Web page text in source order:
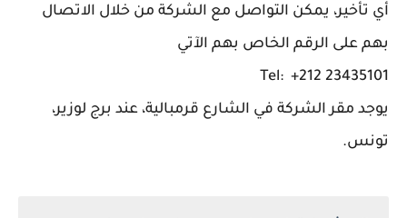
أي تأخير، يمكن التواصل مع الشركة من خلال الاتصال
بهم على الرقم الخاص بهم الآتي
Tel: +212 23435101
يوجد مقر الشركة في الشارع قرمبالية، عند برج لوزير،
تونس.